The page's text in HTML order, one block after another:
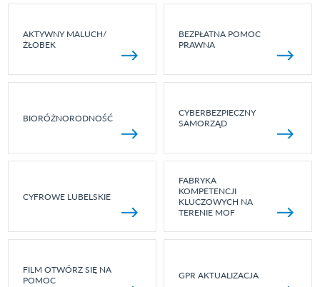
AKTYWNY MALUCH/
ŻŁOBEK
BEZPŁATNA POMOC
PRAWNA
BIORÓŻNORODNOŚĆ
CYBERBEZPIECZNY
SAMORZĄD
CYFROWE LUBELSKIE
FABRYKA
KOMPETENCJI
KLUCZOWYCH NA
TERENIE MOF
FILM OTWÓRZ SIĘ NA
POMOC
GPR AKTUALIZACJA